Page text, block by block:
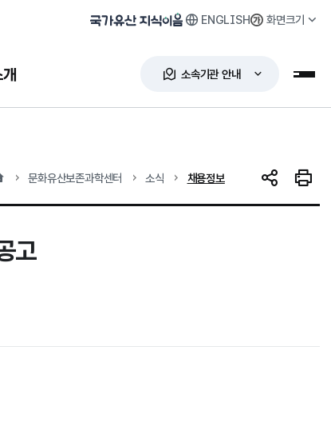
국가유산 지식이음 ENGLISH 화면크기
소속기관 안내 누리
문화유산보존과학센터 소식 현재 위치
채용정보 SNS 공유인쇄
고